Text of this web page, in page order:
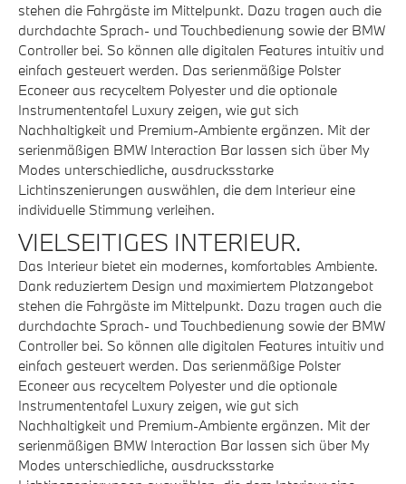
stehen die Fahrgäste im Mittelpunkt. Dazu tragen auch die
durchdachte Sprach- und Touchbedienung sowie der BMW
Controller bei. So können alle digitalen Features intuitiv und
einfach gesteuert werden. Das serienmäßige Polster
Econeer aus recyceltem Polyester und die optionale
Instrumententafel Luxury zeigen, wie gut sich
Nachhaltigkeit und Premium-Ambiente ergänzen. Mit der
serienmäßigen BMW Interaction Bar lassen sich über My
Modes unterschiedliche, ausdrucksstarke
Lichtinszenierungen auswählen, die dem Interieur eine
individuelle Stimmung verleihen.
VIELSEITIGES INTERIEUR.
Das Interieur bietet ein modernes, komfortables Ambiente.
Dank reduziertem Design und maximiertem Platzangebot
stehen die Fahrgäste im Mittelpunkt. Dazu tragen auch die
durchdachte Sprach- und Touchbedienung sowie der BMW
Controller bei. So können alle digitalen Features intuitiv und
einfach gesteuert werden. Das serienmäßige Polster
Econeer aus recyceltem Polyester und die optionale
Instrumententafel Luxury zeigen, wie gut sich
Nachhaltigkeit und Premium-Ambiente ergänzen. Mit der
serienmäßigen BMW Interaction Bar lassen sich über My
Modes unterschiedliche, ausdrucksstarke